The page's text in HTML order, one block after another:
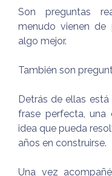
Son preguntas
menudo vienen de
algo mejor.
También son
Detrás de ellas
frase perfecta, una
idea que pueda
años en construirse.
Una vez